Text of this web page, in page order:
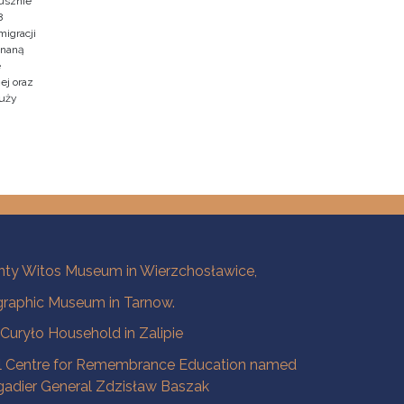
oraz
Witos Museum in Wierzchosławice,
Museum in Tarnow.
Household in Zalipie
Centre for Remembrance Education named
General Zdzisław Baszak